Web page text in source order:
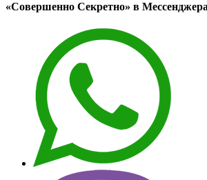
«Совершенно Секретно» в